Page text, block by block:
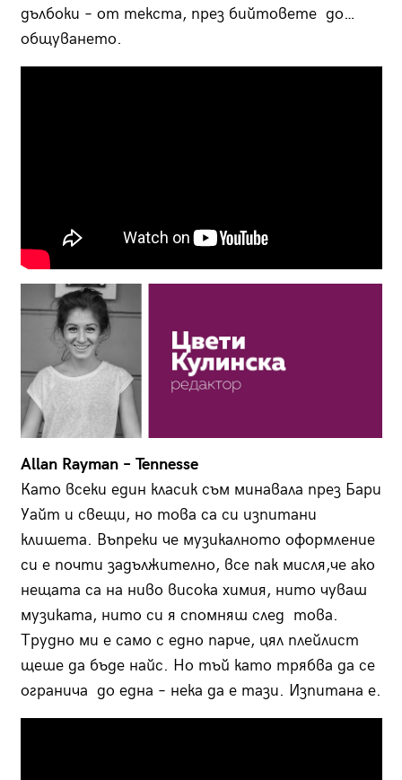
дълбоки – от текста, през бийтовете до…
общуването.
Allan Rayman – Tennesse
Като всеки един класик съм минавала през Бари
Уайт и свещи, но това са си изпитани
клишета. Въпреки че музикалното оформление
си е почти задължително, все пак мисля,че ако
нещата са на ниво висока химия, нито чуваш
музиката, нито си я спомняш след това.
Трудно ми е само с едно парче, цял плейлист
щеше да бъде найс. Но тъй като трябва да се
огранича до една – нека да е тази. Изпитана е.